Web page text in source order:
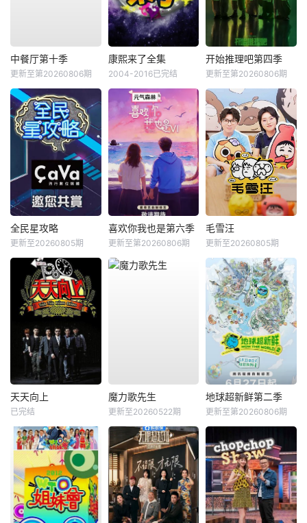
中餐厅第十季
更新至第20260806期
康熙来了全集
2004-2016已完结
开始推理吧第四季
更新至第20260806期
全民星攻略
更新至20260805期
喜欢你我也是第六季
更新至第20260806期
毛雪汪
更新至20260805期
天天向上
已完结
魔力歌先生
更新至20260522期
地球超新鲜第二季
更新至第20260806期